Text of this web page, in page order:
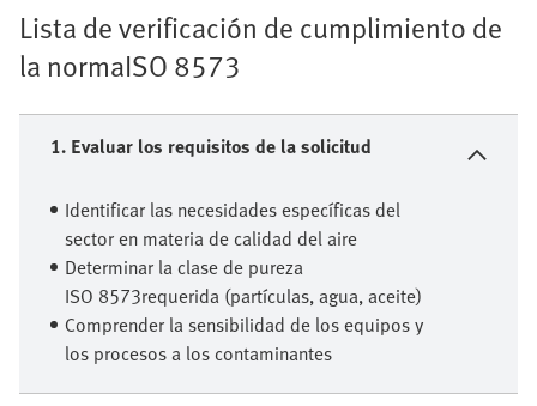
Lista de verificación de cumplimiento de
la normaISO 8573
1. Evaluar los requisitos de la solicitud
Identificar las necesidades específicas del
sector en materia de calidad del aire
Determinar la clase de pureza
ISO 8573requerida (partículas, agua, aceite)
Comprender la sensibilidad de los equipos y
los procesos a los contaminantes